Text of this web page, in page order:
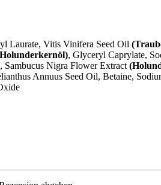
Laurate, Vitis Vinifera Seed Oil
, Glyceryl Caprylate,
Nigra Flower Extract
Annuus Seed Oil, Betaine,